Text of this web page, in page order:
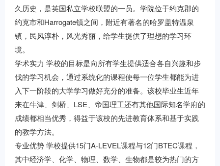
久历史，是英国私立学校联盟的一员。学院位于约克郡的
约克市和Harrogate镇之间，附近有著名的哈罗盖特温泉
镇，民风淳朴，风光秀丽，给学生提供了理想的学习环
境。
学术实力 学校的目标是向所有学生提供适合各自兴趣和步
伐的学习机会，通过系统化的课程使每一位学生都能为进
入下一阶段的大学学习做好充分的准备。该校毕业生近年
来在牛津、剑桥、LSE、帝国理工还有其他国际知名学府的
成绩都相当优秀，得益于该校的先进教育体系和基于实践
的教学方法。
专业优势 学校提供15门A-LEVEL课程与12门BTEC课程，
其中经济学、化学、物理、数学、生物都是较为热门的方